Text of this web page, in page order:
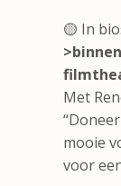
🟡 In
Met
mooie
voor